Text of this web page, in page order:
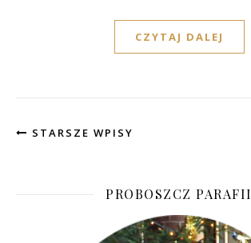
CZYTAJ DALEJ
STARSZE WPISY
PROBOSZCZ PARAFII